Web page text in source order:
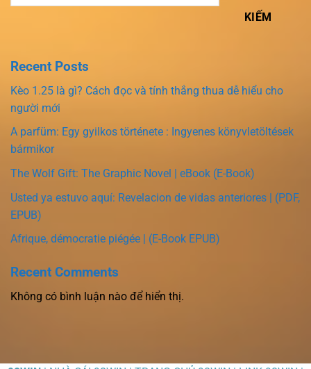
KIẾM
Recent Posts
Kèo 1.25 là gì? Cách đọc và tính thắng thua dễ hiểu cho
người mới
A parfüm: Egy gyilkos története : Ingyenes könyvletöltések
bármikor
The Wolf Gift: The Graphic Novel | eBook (E-Book)
Usted ya estuvo aquí: Revelacion de vidas anteriores | (PDF,
EPUB)
Afrique, démocratie piégée | (E-Book EPUB)
Recent Comments
Không có bình luận nào để hiển thị.